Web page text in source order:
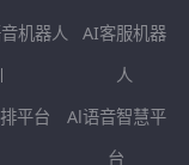
机器人
AI客服机器
人
平台
Al语音智慧平
台